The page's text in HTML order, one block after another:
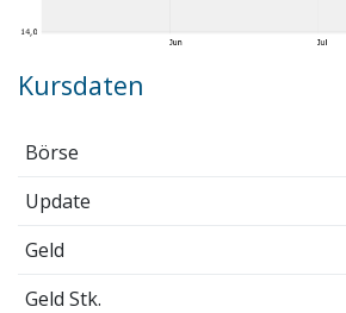
Kursdaten
Börse
Update
Geld
Geld Stk.